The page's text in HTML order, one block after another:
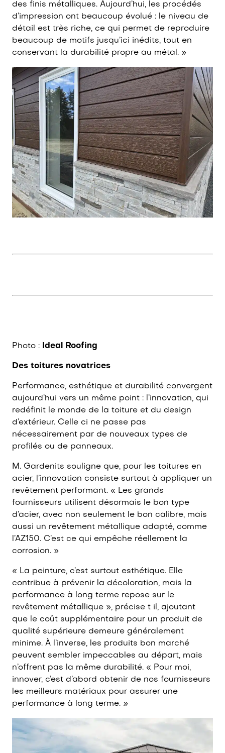
des finis métalliques. Aujourd’hui, les procédés
d’impression ont beaucoup évolué : le niveau de
détail est très riche, ce qui permet de reproduire
beaucoup de motifs jusqu’ici inédits, tout en
conservant la durabilité propre au métal. »
Photo : Ideal Roofing
Des toitures novatrices
Performance, esthétique et durabilité convergent
aujourd’hui vers un même point : l’innovation, qui
redéfinit le monde de la toiture et du design
d’extérieur. Celle ci ne passe pas
nécessairement par de nouveaux types de
profilés ou de panneaux.
M. Gardenits souligne que, pour les toitures en
acier, l’innovation consiste surtout à appliquer un
revêtement performant. « Les grands
fournisseurs utilisent désormais le bon type
d’acier, avec non seulement le bon calibre, mais
aussi un revêtement métallique adapté, comme
l’AZ150. C’est ce qui empêche réellement la
corrosion. »
« La peinture, c’est surtout esthétique. Elle
contribue à prévenir la décoloration, mais la
performance à long terme repose sur le
revêtement métallique », précise t il, ajoutant
que le coût supplémentaire pour un produit de
qualité supérieure demeure généralement
minime. À l’inverse, les produits bon marché
peuvent sembler impeccables au départ, mais
n’offrent pas la même durabilité. « Pour moi,
innover, c’est d’abord obtenir de nos fournisseurs
les meilleurs matériaux pour assurer une
performance à long terme. »